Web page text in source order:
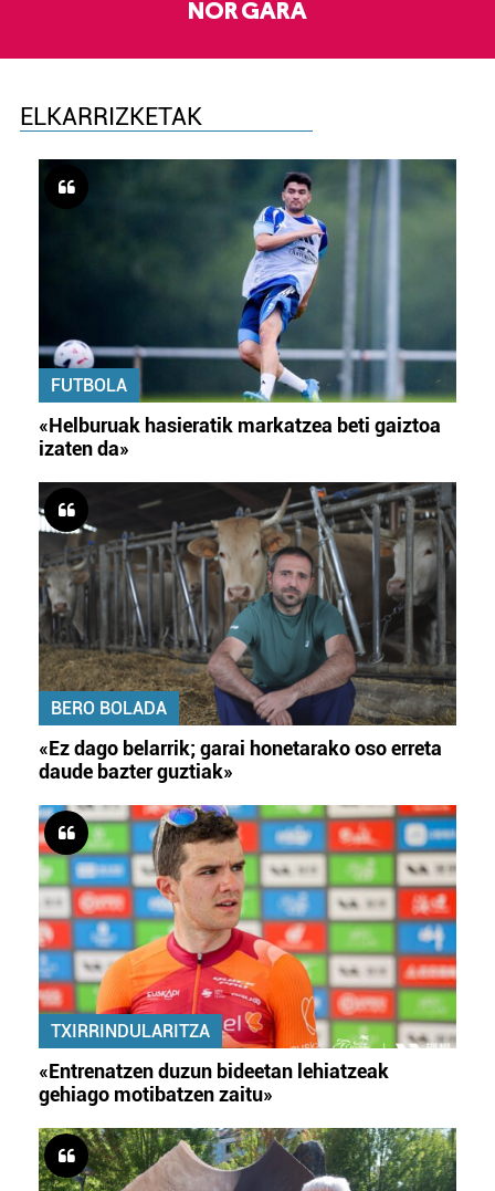
NOR GARA
ELKARRIZKETAK
FUTBOLA
«Helburuak hasieratik markatzea beti gaiztoa
izaten da»
BERO BOLADA
«Ez dago belarrik; garai honetarako oso erreta
daude bazter guztiak»
TXIRRINDULARITZA
«Entrenatzen duzun bideetan lehiatzeak
gehiago motibatzen zaitu»